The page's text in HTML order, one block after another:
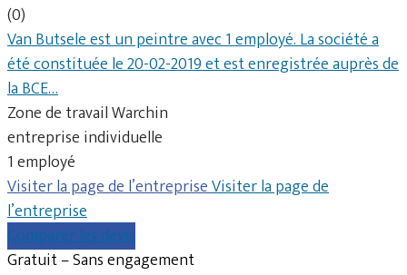
(0)
Van Butsele est un peintre avec 1 employé. La société a
été constituée le 20-02-2019 et est enregistrée auprès de
la BCE…
Zone de travail Warchin
entreprise individuelle
1 employé
Visiter la page de l’entrepriseVisiter la page de
l’entreprise
Comparer les devis
Gratuit – Sans engagement